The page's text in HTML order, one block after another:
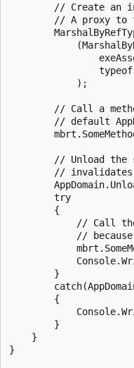
// Create an
// A proxy to
            );
// Call a
// default
// Unload the
//
        try
        {
// Call
//
        }
        {
        }
    }
}